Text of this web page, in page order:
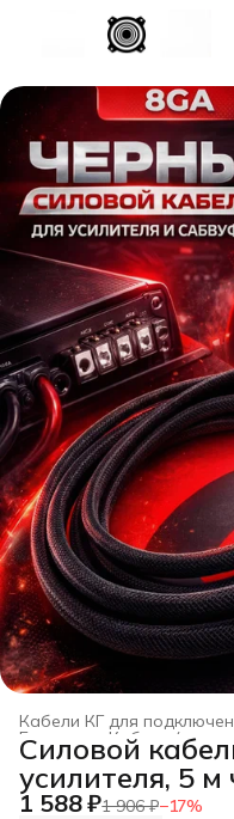
Кабели КГ для
Кабели
Главная
Силовой
усилителя, 5
1 588 ₽1 906 ₽−17%